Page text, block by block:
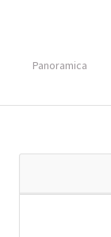
Panoramica